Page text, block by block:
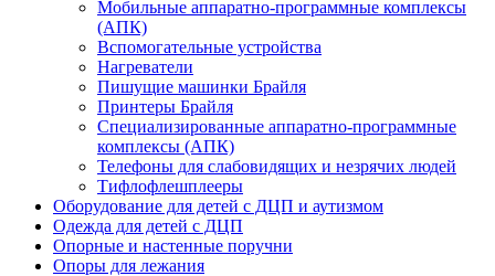
Мобильные аппаратно-программные комплексы
(АПК)
Вспомогательные устройства
Нагреватели
Пишущие машинки Брайля
Принтеры Брайля
Специализированные аппаратно-программные
комплексы (АПК)
Телефоны для слабовидящих и незрячих людей
Тифлофлешплееры
Оборудование для детей с ДЦП и аутизмом
Одежда для детей с ДЦП
Опорные и настенные поручни
Опоры для лежания